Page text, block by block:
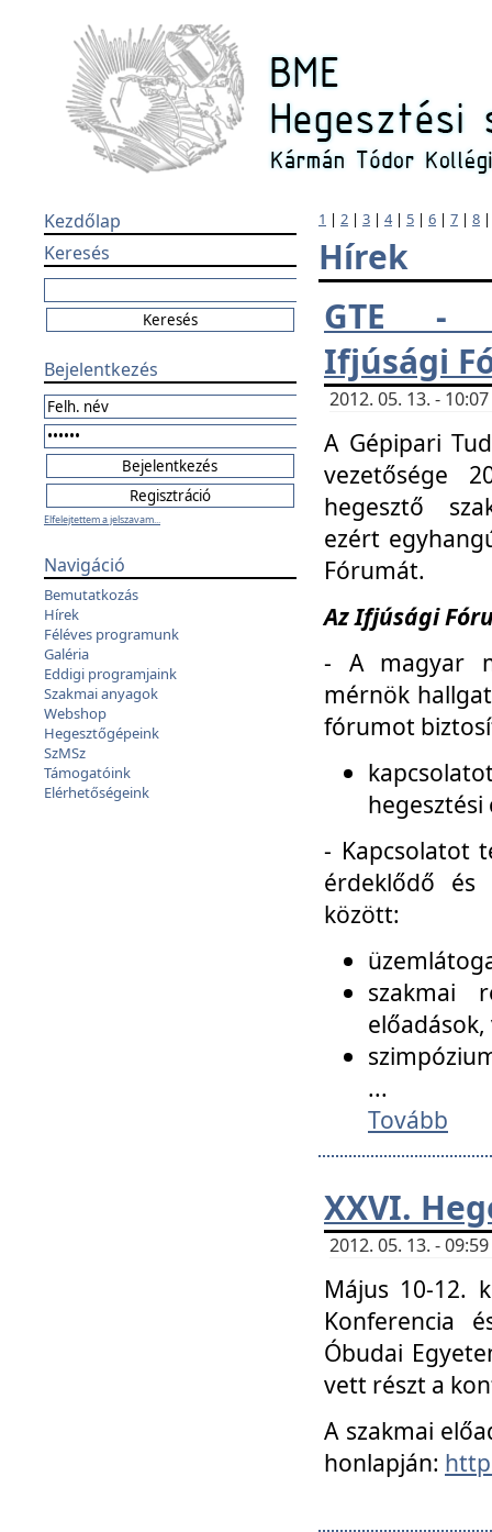
Kezdőlap
Keresés
Bejelentkezés
Elfelejtettem a jelszavam...
Navigáció
Bemutatkozás
Hírek
Féléves programunk
Galéria
Eddigi programjaink
Szakmai anyagok
Webshop
Hegesztőgépeink
SzMSz
Támogatóink
Elérhetőségeink
1 | 2 | 3 | 4| 5 | 6 | 7 | 8
Hírek
GTE -
Ifjúsági
2012. 05. 13. -
A Gépipari
vezetősége
hegesztő
ezért
Fórumát.
Az Ifjúsági
- A magyar
mérnök
fórumot
- Kapcsolatot
érdeklődő és
között:
szakmai
...
Tovább
XXVI.
2012. 05. 13. -
Május 10-12.
Konferencia
Óbudai
vett részt a
A szakmai
honlapján: